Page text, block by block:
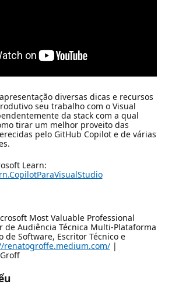
diversas dicas e recursos
seu trabalho com o Visual
da stack com a qual
tirar um melhor proveito das
pelo GitHub Copilot e de várias
Learn:
Most Valuable Professional
de Audiência Técnica Multi-Plataforma
de Software, Escritor Técnico e
renatogroffe.medium.com/|